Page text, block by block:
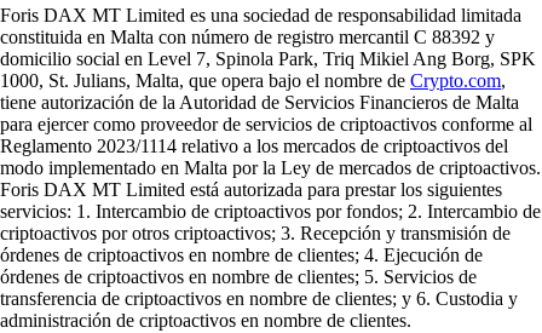
Foris DAX MT Limited es una sociedad de responsabilidad limitada
constituida en Malta con número de registro mercantil C 88392 y
domicilio social en Level 7, Spinola Park, Triq Mikiel Ang Borg, SPK
1000, St. Julians, Malta, que opera bajo el nombre de Crypto.com,
tiene autorización de la Autoridad de Servicios Financieros de Malta
para ejercer como proveedor de servicios de criptoactivos conforme al
Reglamento 2023/1114 relativo a los mercados de criptoactivos del
modo implementado en Malta por la Ley de mercados de criptoactivos.
Foris DAX MT Limited está autorizada para prestar los siguientes
servicios: 1. Intercambio de criptoactivos por fondos; 2. Intercambio de
criptoactivos por otros criptoactivos; 3. Recepción y transmisión de
órdenes de criptoactivos en nombre de clientes; 4. Ejecución de
órdenes de criptoactivos en nombre de clientes; 5. Servicios de
transferencia de criptoactivos en nombre de clientes; y 6. Custodia y
administración de criptoactivos en nombre de clientes.